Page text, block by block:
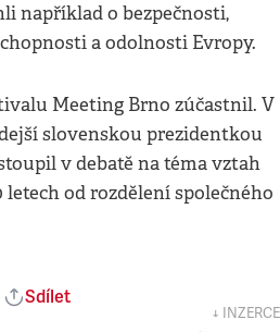
například o bezpečnosti,
a odolnosti Evropy.
Meeting Brno zúčastnil. V
slovenskou prezidentkou
v debatě na téma vztah
letech od rozdělení společného
Sdílet
↓ INZERCE